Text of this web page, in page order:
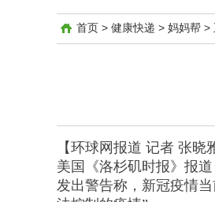
首页 > 健康快递 > 妈妈帮 >
【环球网报道 记者 张
美国《洛杉矶时报》报
发出警告称，新冠疫情